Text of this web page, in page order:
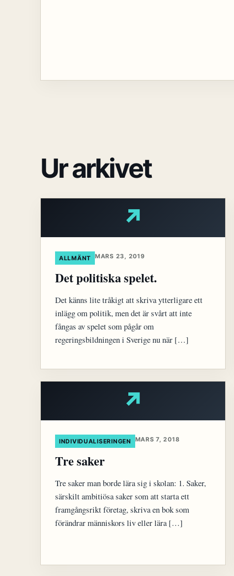
Ur arkivet
↗
ALLMÄNT MARS 23, 2019
Det politiska spelet.
Det känns lite tråkigt att skriva ytterligare ett
inlägg om politik, men det är svårt att inte
fångas av spelet som pågår om
regeringsbildningen i Sverige nu när […]
↗
INDIVIDUALISERINGEN MARS 7, 2018
Tre saker
Tre saker man borde lära sig i skolan: 1. Saker,
särskilt ambitiösa saker som att starta ett
framgångsrikt företag, skriva en bok som
förändrar människors liv eller lära […]